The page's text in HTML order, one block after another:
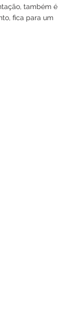
também é
fica para um